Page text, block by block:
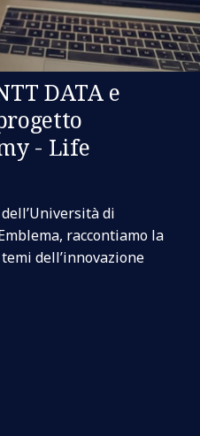
DATA e
- Life
di
raccontiamo la
dell’innovazione